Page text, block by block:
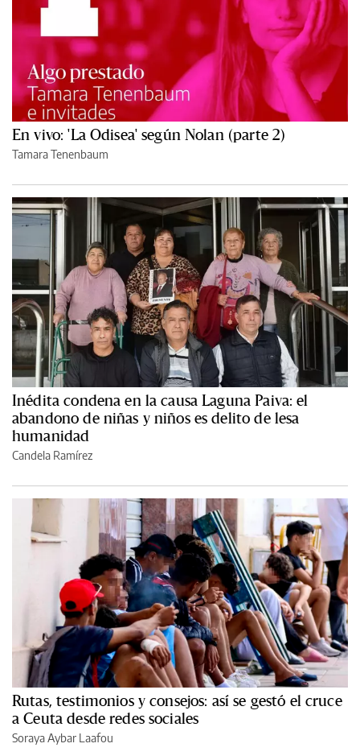
En vivo: 'La Odisea' según Nolan (parte 2)
Tamara Tenenbaum
Inédita condena en la causa Laguna Paiva: el
abandono de niñas y niños es delito de lesa
humanidad
Candela Ramírez
Rutas, testimonios y consejos: así se gestó el cruce
a Ceuta desde redes sociales
Soraya Aybar Laafou